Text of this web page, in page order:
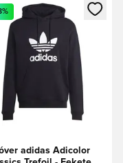
vagy a tagként
egy modált a
adidas Adicolor